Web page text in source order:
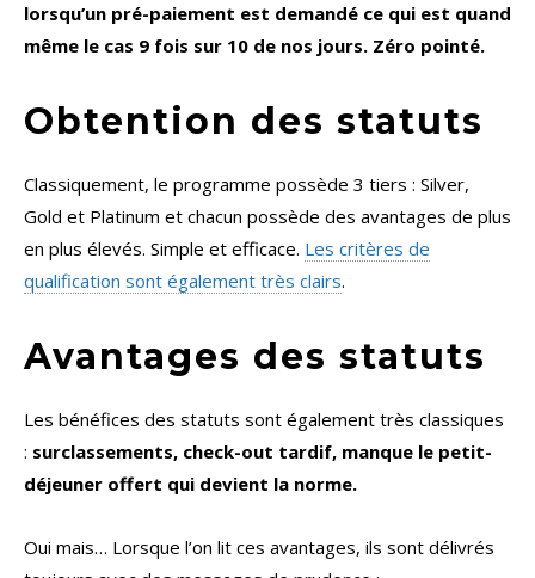
lorsqu’un pré-paiement est demandé ce qui est quand
même le cas 9 fois sur 10 de nos jours. Zéro pointé.
Obtention des statuts
Classiquement, le programme possède 3 tiers : Silver,
Gold et Platinum et chacun possède des avantages de plus
en plus élevés. Simple et efficace. Les critères de
qualification sont également très clairs.
Avantages des statuts
Les bénéfices des statuts sont également très classiques
: surclassements, check-out tardif, manque le petit-
déjeuner offert qui devient la norme.
Oui mais… Lorsque l’on lit ces avantages, ils sont délivrés